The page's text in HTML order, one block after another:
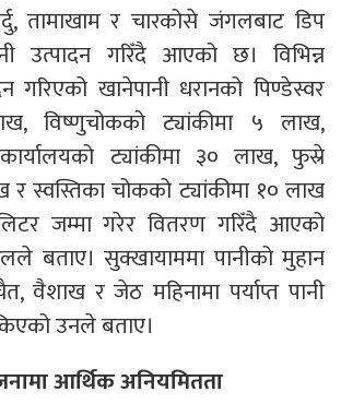
तामाखाम र चारकोसे जंगलबाट डिप
उत्पादन गरिँदै आएको छ। विभिन्न
गरिएको खानेपानी धरानको पिण्डेस्वर
विष्णुचोकको ट्यांकीमा ५ लाख,
कार्यालयको ट्यांकीमा ३० लाख, फुस्रे
र स्वस्तिका चोकको ट्यांकीमा १० लाख
जम्मा गरेर वितरण गरिँदै आएको
बताए। सुक्खायाममा पानीको मुहान
वैशाख र जेठ महिनामा पर्याप्त पानी
उनले बताए।
आर्थिक अनियमितता